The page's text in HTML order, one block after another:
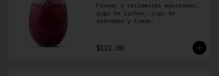
Fresas y zarzamoras maceradas,
jugo de lychee, jugo de
arándano y limón.
$123.00